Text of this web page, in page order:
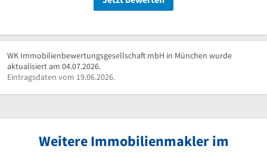
WK Immobilienbewertungsgesellschaft mbH in München wurde
aktualisiert am 04.07.2026.
Eintragsdaten vom 19.06.2026.
Weitere Immobilienmakler im